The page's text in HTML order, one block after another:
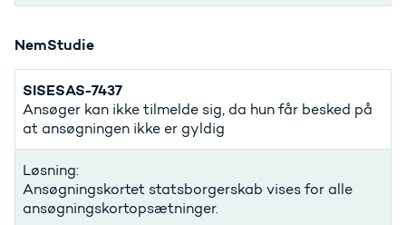
NemStudie
SISESAS-7437
Ansøger kan ikke tilmelde sig, da hun får besked på
at ansøgningen ikke er gyldig
Løsning:
Ansøgningskortet statsborgerskab vises for alle
ansøgningskortopsætninger.